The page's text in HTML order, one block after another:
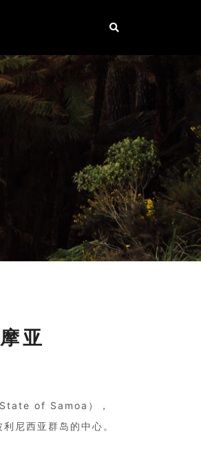
亚
of Samoa），
尼西亚群岛的中心。